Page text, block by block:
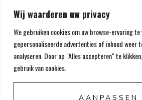
Wij waarderen uw privacy
We gebruiken cookies om uw browse-ervaring te
gepersonaliseerde advertenties of inhoud weer
analyseren. Door op "Alles accepteren" te
gebruik van cookies.
AANPASSEN
CONTACT
020-5857107